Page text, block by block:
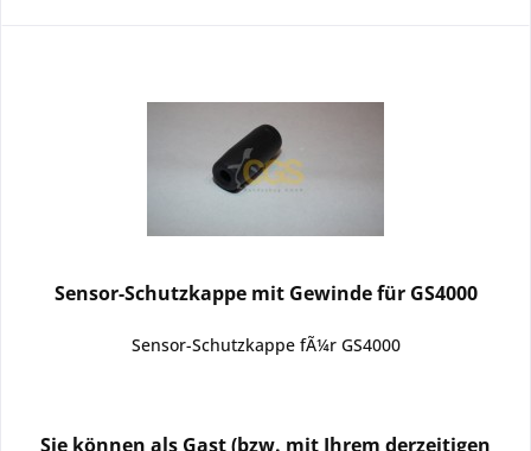
Sensor-Schutzkappe mit Gewinde für GS4000
Sensor-Schutzkappe fÃ¼r GS4000
Sie können als Gast (bzw. mit Ihrem derzeitigen